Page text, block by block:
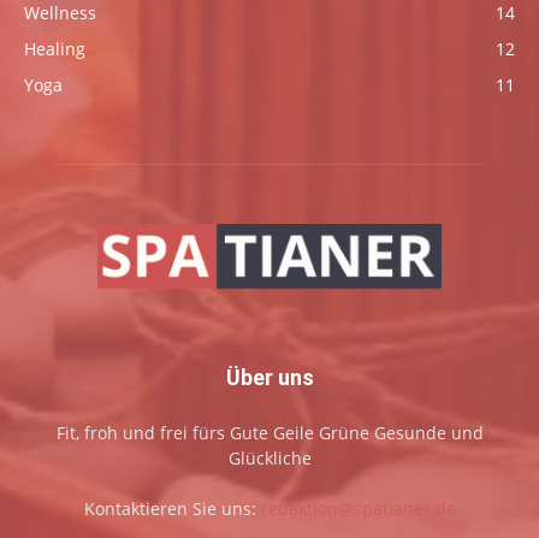
Wellness
14
Healing
12
Yoga
11
Über uns
Fit, froh und frei fürs Gute Geile Grüne Gesunde und
Glückliche
Kontaktieren Sie uns: redaktion@spatianer.de